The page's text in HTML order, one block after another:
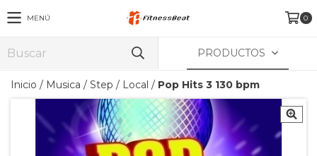
MENÚ 0
PRODUCTOS
Inicio / Musica / Step / Local / Pop Hits 3 130 bpm